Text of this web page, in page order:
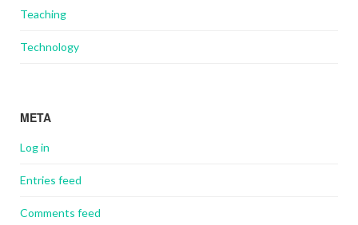
Teaching
Technology
META
Log in
Entries feed
Comments feed